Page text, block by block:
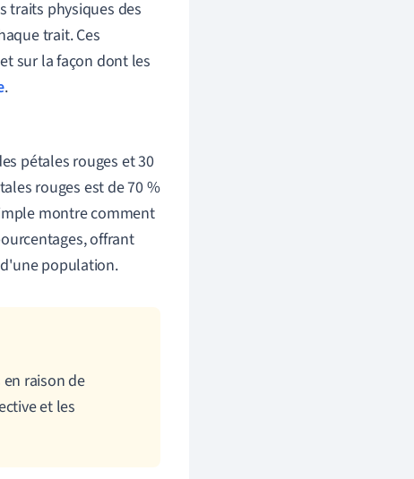
traits physiques des
trait. Ces
sur la façon dont les
.
pétales rouges et 30
rouges est de 70 %
montre comment
offrant
population.
raison de
et les